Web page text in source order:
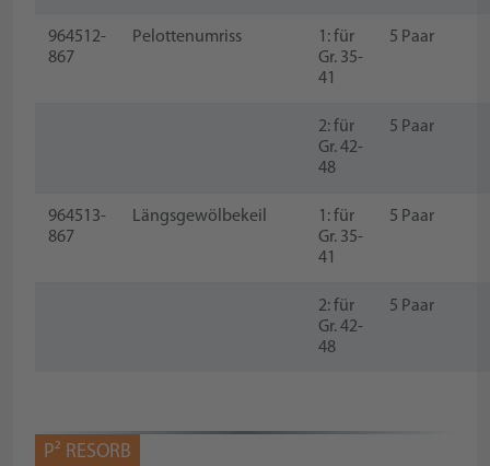
964512-
867
Pelottenumriss
1: für
Gr. 35-
41
5 Paar
2: für
Gr. 42-
48
5 Paar
964513-
867
Längsgewölbekeil
1: für
Gr. 35-
41
5 Paar
2: für
Gr. 42-
48
5 Paar
P² RESORB